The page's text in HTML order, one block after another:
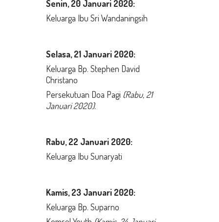
Senin, 20 Januari 2020:
Keluarga Ibu Sri Wandaningsih
Selasa, 21 Januari 2020:
Keluarga Bp. Stephen David
Christano
Persekutuan Doa Pagi (Rabu, 21
Januari 2020).
Rabu, 22 Januari 2020:
Keluarga Ibu Sunaryati
Kamis,23 Januari 2020:
Keluarga Bp. Suparno